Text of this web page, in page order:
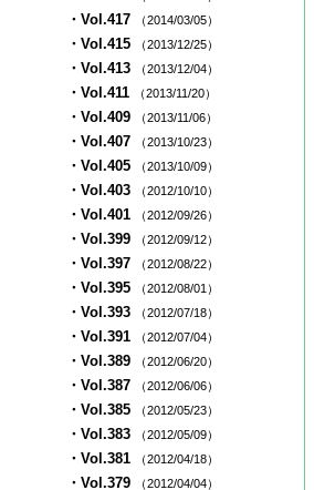
・Vol.417 （2014/03/05）
・Vol.415 （2013/12/25）
・Vol.413 （2013/12/04）
・Vol.411 （2013/11/20）
・Vol.409 （2013/11/06）
・Vol.407 （2013/10/23）
・Vol.405 （2013/10/09）
・Vol.403 （2012/10/10）
・Vol.401 （2012/09/26）
・Vol.399 （2012/09/12）
・Vol.397 （2012/08/22）
・Vol.395 （2012/08/01）
・Vol.393 （2012/07/18）
・Vol.391 （2012/07/04）
・Vol.389 （2012/06/20）
・Vol.387 （2012/06/06）
・Vol.385 （2012/05/23）
・Vol.383 （2012/05/09）
・Vol.381 （2012/04/18）
・Vol.379 （2012/04/04）